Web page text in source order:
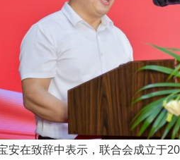
在致辞中表示，联合会成立于